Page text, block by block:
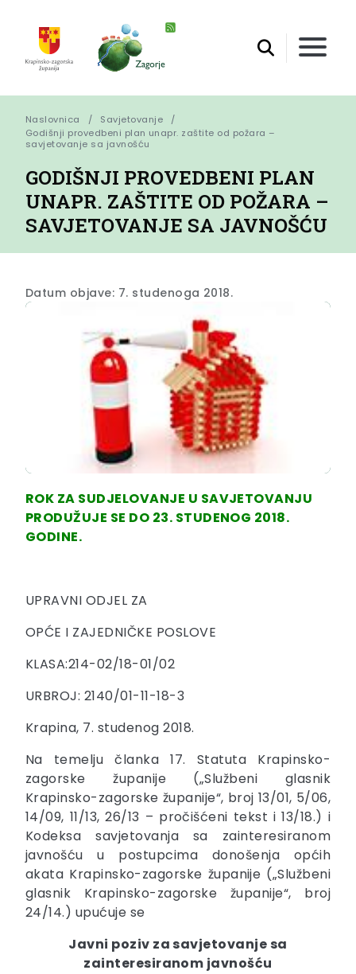
Naslovnica
Savjetovanje
Godišnji provedbeni plan unapr. zaštite od požara –
savjetovanje sa javnošću
GODIŠNJI PROVEDBENI PLAN
UNAPR. ZAŠTITE OD POŽARA –
SAVJETOVANJE SA JAVNOŠĆU
Datum objave: 7. studenoga 2018.
ROK ZA SUDJELOVANJE U SAVJETOVANJU
PRODUŽUJE SE DO 23. STUDENOG 2018.
GODINE.
UPRAVNI ODJEL ZA
OPĆE I ZAJEDNIČKE POSLOVE
KLASA:214-02/18-01/02
URBROJ: 2140/01-11-18-3
Krapina, 7. studenog 2018.
Na temelju članka 17. Statuta Krapinsko-
zagorske županije („Službeni glasnik
Krapinsko-zagorske županije“, broj 13/01, 5/06,
14/09, 11/13, 26/13 – pročišćeni tekst i 13/18.) i
Kodeksa savjetovanja sa zainteresiranom
javnošću u postupcima donošenja općih
akata Krapinsko-zagorske županije („Službeni
glasnik Krapinsko-zagorske županije“, broj
24/14.) upućuje se
Javni poziv za savjetovanje sa
zainteresiranom javnošću